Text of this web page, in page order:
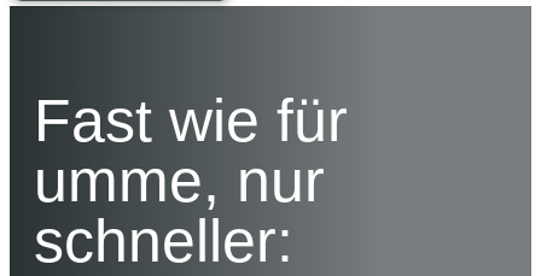
Fast wie für
umme, nur
schneller: